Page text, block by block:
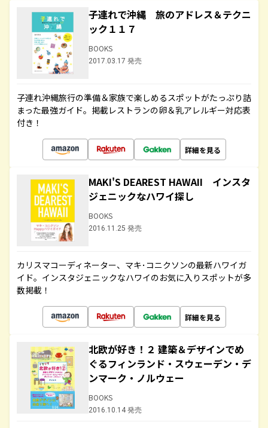
子連れで沖縄 旅のアドレス＆テクニ
ック１１７
BOOKS
2017.03.17 発売
子連れ沖縄旅行の準備＆家族で楽しめるスポットがたっぷり詰
まった最強ガイド。掲載レストランの卵＆乳アレルギー対応表
付き！
詳細を見る
MAKI'S DEAREST HAWAII インスタ
ジェニックなハワイ探し
BOOKS
2016.11.25 発売
カリスマコーディネーター、マキ･コニクソンの最新ハワイガ
イド。インスタジェニックなハワイのお気に入りスポットが多
数掲載！
詳細を見る
北欧が好き！２ 建築＆デザインでめ
ぐるフィンランド・スウェーデン・デ
ンマーク・ノルウェー
BOOKS
2016.10.14 発売